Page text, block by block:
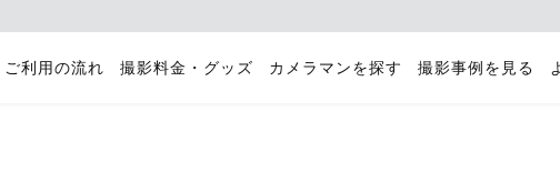
ご利用の流れ 撮影料金・グッズ カメラマンを探す 撮影事例を見る